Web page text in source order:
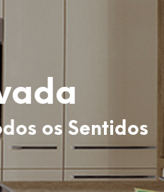
os Sentidos